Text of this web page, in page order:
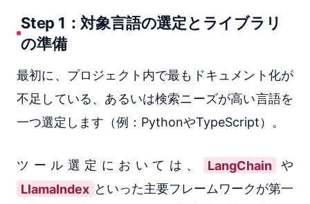
Step 1：対象言語の選定とライブラリ
の準備
最初に、プロジェクト内で最もドキュメント化が
不足している、あるいは検索ニーズが高い言語を
一つ選定します（例：PythonやTypeScript）。
ツール選定においては、 LangChain
や
LlamaIndex といった主要フレームワークが第一